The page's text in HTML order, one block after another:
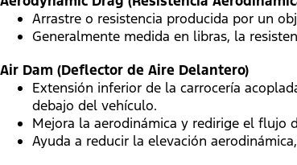
Arrastre o resistencia producida por un
Generalmente medida en libras, la
Air Dam (Deflector de Aire Delantero)
Extensión inferior de la carrocería
debajo del vehículo.
Mejora la aerodinámica y redirige el flujo
Ayuda a reducir la elevación